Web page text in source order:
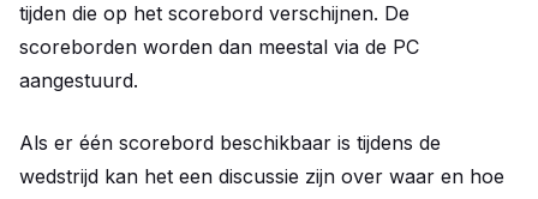
tijden die op het scorebord verschijnen. De
scoreborden worden dan meestal via de PC
aangestuurd.
Als er één scorebord beschikbaar is tijdens de
wedstrijd kan het een discussie zijn over waar en hoe